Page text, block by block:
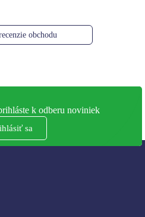
obchodu
k odberu noviniek
sa